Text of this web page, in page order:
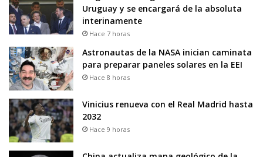
Uruguay y se encargará de la absoluta
interinamente
Hace 7 horas
Astronautas de la NASA inician caminata
para preparar paneles solares en la EEI
Hace 8 horas
Vinicius renueva con el Real Madrid hasta
2032
Hace 9 horas